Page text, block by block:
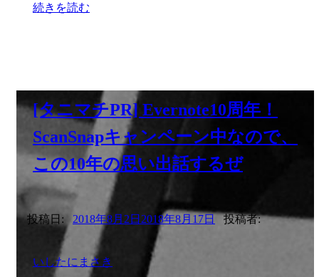
続きを読む
[タニマチPR] Evernote10周年！
ScanSnapキャンペーン中なので、
この10年の思い出話するぜ
投稿日: 2018年8月2日 2018年8月17日 投稿者:
いしたにまさき